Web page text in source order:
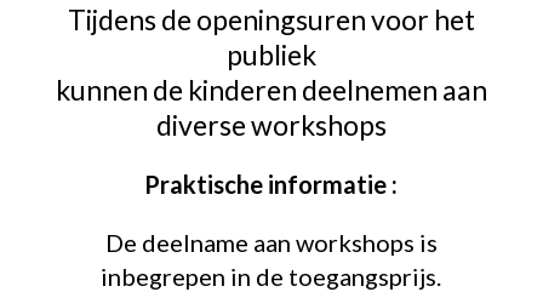
Tijdens de openingsuren voor het
publiek
kunnen de kinderen deelnemen aan
diverse workshops
Praktische informatie :
De deelname aan workshops is
inbegrepen in de toegangsprijs.